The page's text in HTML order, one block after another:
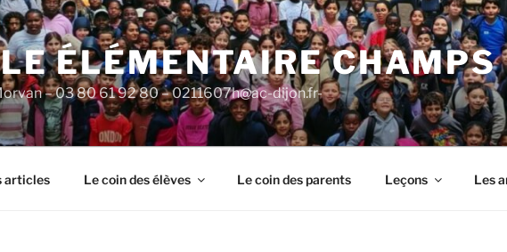
ÉLÉMENTAIRE
– 03 80 61 92 80 – 0211607h@ac-dijon.fr-
articles Le coin des élèves Le coin des parents Leçons Les